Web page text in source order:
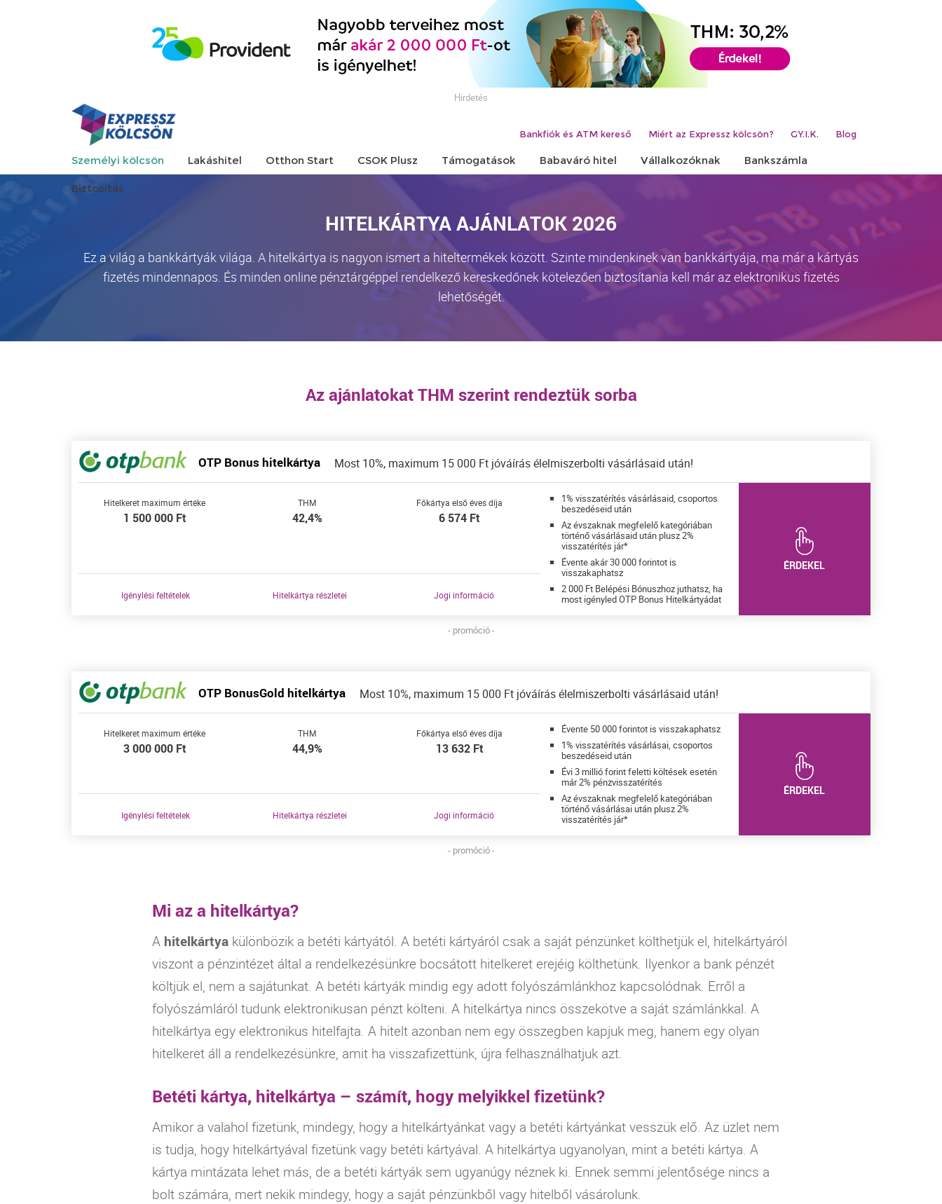
Hirdetés
Bankfiók és ATM kereső Miért az Expressz kölcsön? GY.I.K. Blog
Személyi kölcsön Lakáshitel Otthon Start CSOK Plusz Támogatások Babaváró hitel Vállalkozóknak Bankszámla
Biztosítás
HITELKÁRTYA AJÁNLATOK 2026
Ez a világ a bankkártyák világa. A hitelkártya is nagyon ismert a hiteltermékek között. Szinte mindenkinek van bankkártyája, ma már a kártyás
fizetés mindennapos. És minden online pénztárgéppel rendelkező kereskedőnek kötelezően biztosítania kell már az elektronikus fizetés
lehetőségét.
Az ajánlatokatTHM szerint rendeztük sorba
OTP Bonus hitelkártya Most 10%, maximum 15 000 Ft jóváírás élelmiszerbolti vásárlásaid után!
Hitelkeret maximum értéke
1 500 000Ft
THM
42,4%
Főkártya első éves díja
6 574 Ft
Igénylési feltételek Hitelkártya részletei Jogi információ
1% visszatérítés vásárlásaid, csoportos
beszedéseid után
Az évszaknak megfelelő kategóriában
történő vásárlásaid után plusz 2%
visszatérítés jár*
Évente akár 30 000 forintot is
visszakaphatsz
2 000 Ft Belépési Bónuszhoz juthatsz, ha
most igényled OTP Bonus Hitelkártyádat
ÉRDEKEL
- promóció -
OTP BonusGold hitelkártya Most 10%, maximum 15 000 Ft jóváírás élelmiszerbolti vásárlásaid után!
Hitelkeret maximum értéke
3 000 000Ft
THM
44,9%
Főkártya első éves díja
13 632Ft
Igénylési feltételek Hitelkártya részletei Jogi információ
Évente 50 000 forintot is visszakaphatsz
1% visszatérítés vásárlásai, csoportos
beszedéseid után
Évi 3 millió forint feletti költések esetén
már 2% pénzvisszatérítés
Az évszaknak megfelelő kategóriában
történő vásárlásai után plusz 2%
visszatérítés jár*
ÉRDEKEL
- promóció -
Mi az a hitelkártya?
A hitelkártya különbözik a betéti kártyától. A betéti kártyáról csak a saját pénzünket költhetjük el, hitelkártyáról
viszont a pénzintézet által a rendelkezésünkre bocsátott hitelkeret erejéig költhetünk. Ilyenkor a bank pénzét
költjük el, nem a sajátunkat. A betéti kártyák mindig egy adott folyószámlánkhoz kapcsolódnak. Erről a
folyószámláról tudunk elektronikusan pénzt költeni. A hitelkártya nincs összekötve a saját számlánkkal. A
hitelkártya egy elektronikus hitelfajta. A hitelt azonban nem egy összegben kapjuk meg, hanem egy olyan
hitelkeret áll a rendelkezésünkre, amit ha visszafizettünk, újra felhasználhatjuk azt.
Betéti kártya, hitelkártya – számít, hogy melyikkel fizetünk?
Amikor a valahol fizetünk, mindegy, hogy a hitelkártyánkat vagy a betéti kártyánkat vesszük elő. Az üzlet nem
is tudja, hogy hitelkártyával fizetünk vagy betéti kártyával. A hitelkártya ugyanolyan, mint a betéti kártya. A
kártya mintázata lehet más, de a betéti kártyák sem ugyanúgy néznek ki. Ennek semmi jelentősége nincs a
bolt számára, mert nekik mindegy, hogy a saját pénzünkből vagy hitelből vásárolunk.